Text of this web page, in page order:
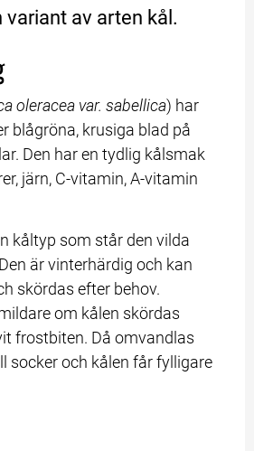
variant av arten kål.
oleracea var. sabellica) har
blågröna, krusiga blad på
Den har en tydlig kålsmak
järn, C-vitamin, A-vitamin
kåltyp som står den vilda
är vinterhärdig och kan
skördas efter behov.
om kålen skördas
frostbiten. Då omvandlas
socker och kålen får fylligare